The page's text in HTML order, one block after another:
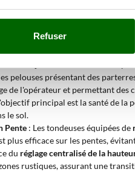
Refuser
lessurfaces qui s'étendent
il est utile de considérer
: L'utilisation d'une tondeuse
d'
s'avère
pelouses présentant des
de l'opérateur et permettant des
principal est la santé de la
le sol.
Pente : Les tondeuses équipées de
plus efficace sur les pentes,
du réglage centralisé de la
rustiques, assurant une